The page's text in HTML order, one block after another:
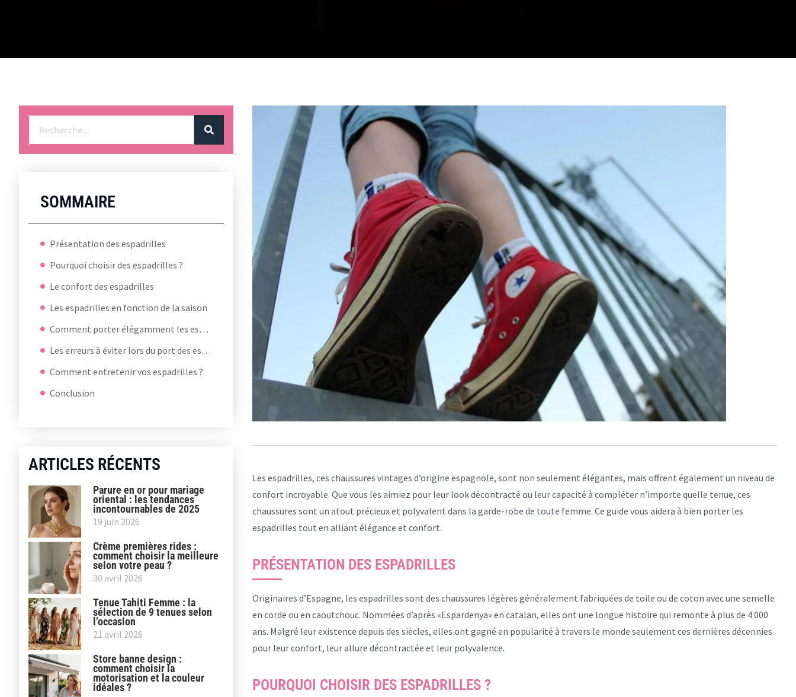
SOMMAIRE
Présentation des espadrilles
Pourquoi choisir des espadrilles ?
Le confort des espadrilles
Les espadrilles en fonction de la saison
Comment porter élégamment les espadrilles ?
Les erreurs à éviter lors du port des espadrilles
Comment entretenir vos espadrilles ?
Conclusion
ARTICLES RÉCENTS
Parure en or pour mariage
oriental : les tendances
incontournables de 2025
19 juin 2026
Crème premières rides :
comment choisir la meilleure
selon votre peau ?
30 avril 2026
Tenue Tahiti Femme : la
sélection de 9 tenues selon
l’occasion
21 avril 2026
Store banne design :
comment choisir la
motorisation et la couleur
idéales ?
Les espadrilles, ces chaussures vintages d’origine espagnole, sont non seulement élégantes, mais offrent également un niveau de
confort incroyable. Que vous les aimiez pour leur look décontracté ou leur capacité à compléter n’importe quelle tenue, ces
chaussures sont un atout précieux et polyvalent dans la garde-robe de toute femme. Ce guide vous aidera à bien porter les
espadrilles tout en alliant élégance et confort.
PRÉSENTATION DES ESPADRILLES
Originaires d’Espagne, les espadrilles sont des chaussures légères généralement fabriquées de toile ou de coton avec une semelle
en corde ou en caoutchouc. Nommées d’après «Espardenya» en catalan, elles ont une longue histoire qui remonte à plus de 4 000
ans. Malgré leur existence depuis des siècles, elles ont gagné en popularité à travers le monde seulement ces dernières décennies
pour leur confort, leur allure décontractée et leur polyvalence.
POURQUOI CHOISIR DES ESPADRILLES ?